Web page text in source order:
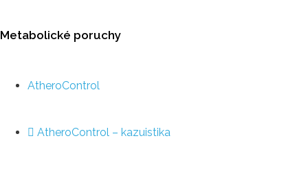
Metabolické poruchy
AtheroControl
AtheroControl – kazuistika